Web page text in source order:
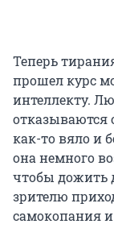
Теперь
прошел курс
интеллекту.
отказываются
как-то вяло и
она немного
чтобы дожить
зрителю
самокопания и